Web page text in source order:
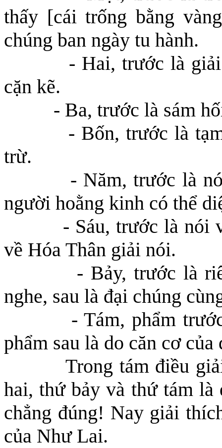
thấy [cái trống bằng
chúng ban ngày tu hành.
- Hai, trước là
cặn kẽ.
- Ba, trước là sám
- Bốn, trước là
trừ.
- Năm, trước là
người hoằng kinh có thể
- Sáu, trước là nói
về Hóa Thân giải nói.
- Bảy, trước là
nghe, sau là đại chúng
- Tám, phẩm
phẩm sau là do căn cơ
Trong tám điều
hai, thứ bảy và thứ tám là
chẳng đúng! Nay giải
của Như Lai.